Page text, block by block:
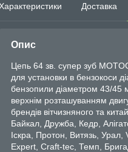
Доставка
Опис
Цепь 64 зв. супер зуб
для установки в бензокоси
бензопили діаметром 43/45
верхнім розташуванням
брендів вітчизняного та
Байкал, Дружба, Кедр,
Іскра, Протон, Витязь,
Expert, Craft-tec, Темп,